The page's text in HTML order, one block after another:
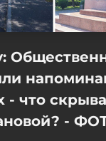
- что
-